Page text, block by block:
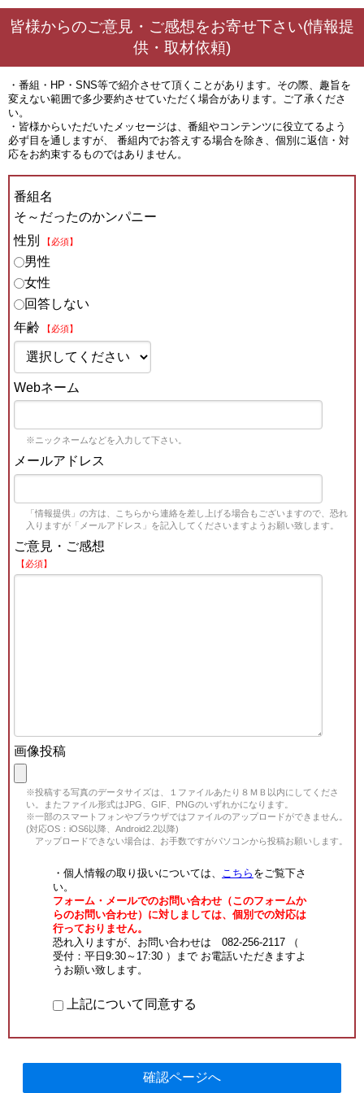
皆様からのご意見・ご感想をお寄せ下さい(情報提
供・取材依頼)
・番組・HP・SNS等で紹介させて頂くことがあります。その際、趣旨を
変えない範囲で多少要約させていただく場合があります。ご了承くださ
い。
・皆様からいただいたメッセージは、番組やコンテンツに役立てるよう
必ず目を通しますが、 番組内でお答えする場合を除き、個別に返信・対
応をお約束するものではありません。
番組名
そ～だったのかンパニー
性別
【必須】
男性
女性
回答しない
年齢
【必須】
Webネーム
※ニックネームなどを入力して下さい。
メールアドレス
「情報提供」の方は、こちらから連絡を差し上げる場合もございますので、恐れ
入りますが「メールアドレス」を記入してくださいますようお願い致します。
ご意見・ご感想
【必須】
画像投稿
※投稿する写真のデータサイズは、１ファイルあたり８ＭＢ以内にしてくださ
い。またファイル形式はJPG、GIF、PNGのいずれかになります。
※一部のスマートフォンやブラウザではファイルのアップロードができません。
(対応OS：iOS6以降、Android2.2以降)
アップロードできない場合は、お手数ですがパソコンから投稿お願いします。
・個人情報の取り扱いについては、 こちら をご覧下さ
い。
フォーム・メールでのお問い合わせ（このフォームか
らのお問い合わせ）に対しましては、個別での対応は
行っておりません。
恐れ入りますが、お問い合わせは 082-256-2117 （
受付：平日9:30～17:30 ）まで お電話いただきますよ
うお願い致します。
上記について同意する
確認ページへ